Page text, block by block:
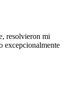
resolvieron mi
excepcionalmente